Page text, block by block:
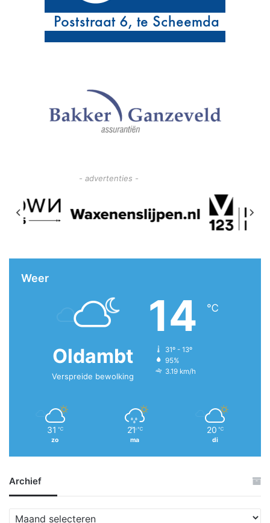
- advertenties -
Weer
Oldambt
Verspreide bewolking
14 ℃
31º - 13º
95%
3.19 km/h
31 ℃
zo
21 ℃
ma
20 ℃
di
Archief